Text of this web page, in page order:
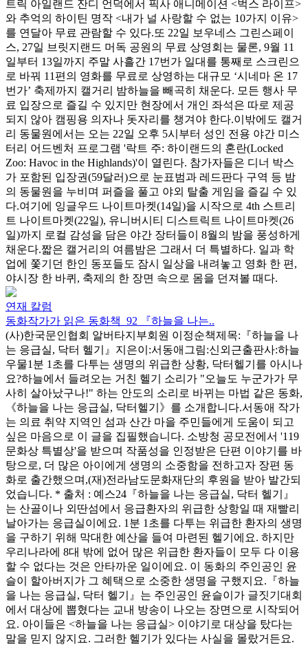
트릭 아일랜드 잔디 언덕에서 픽사 애니메이션 <벅스 라이프>
와 추억의 하이틴 명작 <내가 널 사랑할 수 없는 10가지 이유>
를 연달아 무료 관람할 수 있다.또 22일 보우네스 그린스페이
스, 27일 브릿지랜드 머독 공원의 무료 상영회는 물론, 9월 11
일부터 13일까지 주말 사흘간 17번가 일대를 통째로 스크린으
로 바꿔 11편의 영화를 무료로 상영하는 대규모 ‘시네마 온 17
번가’ 축제까지 캘거리 밤하늘을 빼곡히 채운다. 모든 행사 무
료 입장으로 즐길 수 있지만 현장에서 개인 좌석은 따로 제공
되지 않아 캠핑용 의자나 돗자리를 챙겨야 한다.이밖에도 캘거
리 동물원에서는 오는 22일 오후 5시부터 성인 전용 야간 미스
터리 어드벤처 프로그램 '락트 주: 하이랜드의 혼란(Locked
Zoo: Havoc in the Highlands)'이 열린다. 참가자들은 디너 박스
가 포함된 입장권(59달러)으로 눈표범과 레드판다 구역 등 밤
의 동물원을 누비며 퍼즐을 풀고 야외 탈출 게임을 즐길 수 있
다.여기에 잉글우드 나이트마켓(14일)을 시작으로 4th 스트리
트 나이트마켓(22일), 유니버시티 디스트릭트 나이트마켓(26
일)까지 로컬 감성을 담은 야간 장터들이 8월의 밤을 풍성하게
채운다.짧은 캘거리의 여름밤은 그래서 더 특별하다. 일과 학
업에 쫓기던 한인 동포들도 잠시 일상을 내려놓고 영화 한 편,
야시장 한 바퀴, 축제의 한 장면 속으로 몸을 던져볼 때다.
연재 칼럼
동화작가가 읽은 동화책_92 『하늘을 나는..
(사)한국문인협회 알버타지부회원 이정순책제목:『하늘을 나
는 응급실, 닥터 헬기』지은이:서동애그림:신외근출판사:하늘
우물1분 1초를 다투는 생명의 위급한 상황, 닥터헬기를 아시나
요?하늘에서 들려오는 거친 헬기 소리가 "오늘도 누군가가 무
사히 살아났구나!" 하는 안도의 소리로 바뀌는 마법 같은 동화,
《하늘을 나는 응급실, 닥터헬기》를 소개합니다.서동애 작가
는 의료 취약 지역인 섬과 산간 마을 주민들에게 도움이 되고
싶은 마음으로 이 글을 집필했습니다. 소방청 공모전에서 '119
문화상 특별상'을 받으며 작품성을 인정받은 단편 이야기를 바
탕으로, 더 많은 아이에게 생명의 소중함을 전하고자 장편 동
화로 출간했으며,(재)전라남도문화재단의 후원을 받아 발간되
었습니다. * 출처 : 예스24『하늘을 나는 응급실, 닥터 헬기』
는 산골이나 외딴섬에서 응급환자의 위급한 상항일 때 재빨리
날아가는 응급실이에요. 1분 1초를 다투는 위급한 환자의 생명
을 구하기 위해 막대한 예산을 들여 마련된 헬기에요. 하지만
우리나라에 8대 밖에 없어 많은 위급한 환자들이 모두 다 이용
할 수 없다는 것은 안타까운 일이에요. 이 동화의 주인공인 윤
슬이 할아버지가 그 혜택으로 소중한 생명을 구했지요.『하늘
을 나는 응급실, 닥터 헬기』는 주인공인 윤슬이가 글짓기대회
에서 대상에 뽑혔다는 교내 방송이 나오는 장면으로 시작되어
요. 아이들은 <하늘을 나는 응급실> 이야기로 대상을 탔다는
말을 믿지 않지요. 그러한 헬기가 있다는 사실을 몰랐거든요.